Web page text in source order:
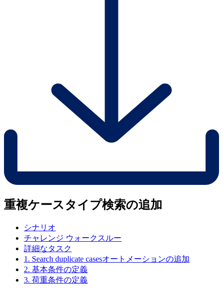
重複ケースタイプ検索の追加
シナリオ
チャレンジ ウォークスルー
詳細なタスク
1. Search duplicate casesオートメーションの追加
2. 基本条件の定義
3. 荷重条件の定義